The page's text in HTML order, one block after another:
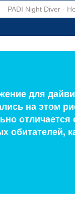
PADI Night Diver -
для
на этом
обитателей,